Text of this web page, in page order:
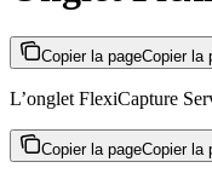
Copier la pageCopier la
L’onglet FlexiCapture
Copier la pageCopier la